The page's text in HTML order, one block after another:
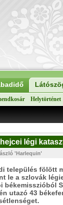
Helytörténet
légi
'Harlequin'
település fölött
le a szlovák
békemisszióból
utazó 43